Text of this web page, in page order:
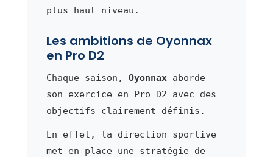
plus haut niveau.
Les ambitions de Oyonnax
en Pro D2
Chaque saison, Oyonnaxaborde
son exercice en Pro D2 avec des
objectifs clairement définis.
En effet, la direction sportive
met en place une stratégie de